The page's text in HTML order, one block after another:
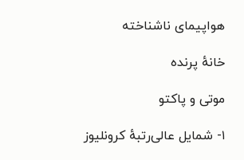
هواپیمای ناشناخته
خانهٔ پرنده
موتی و پاکتو
۱- شمایل عالی‌رتبهٔ کرونلیوز